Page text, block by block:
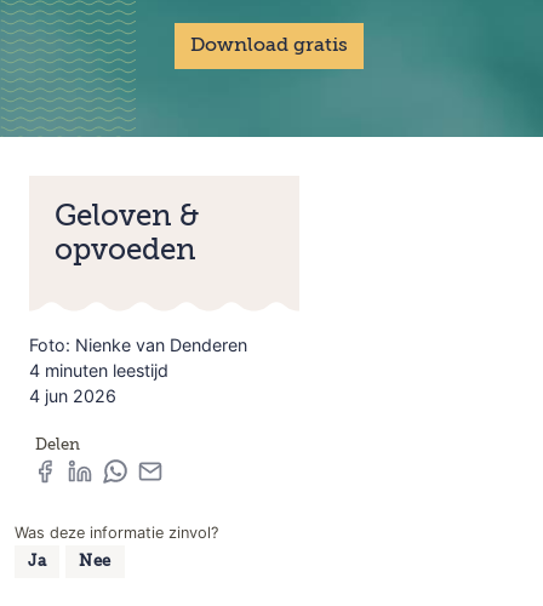
Download gratis
Geloven &
opvoeden
Foto: Nienke van Denderen
4 minuten leestijd
4 jun 2026
Delen
Was deze informatie zinvol?
Ja Nee